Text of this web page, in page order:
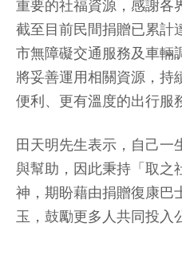
重要的社福資源，感謝各
截至目前民間捐贈已累計
市無障礙交通服務及車輛
將妥善運用相關資源，持
便利、更有溫度的出行服
田天明先生表示，自己一
與幫助，因此秉持「取之
神，期盼藉由捐贈復康巴
玉，鼓勵更多人共同投入